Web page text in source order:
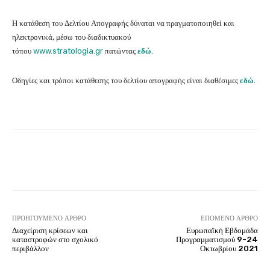
Η κατάθεση του Δελτίου Απογραφής δύναται να πραγματοποιηθεί και
ηλεκτρονικά, μέσω του διαδικτυακού
τόπου www.stratologia.gr πατώντας εδώ
Οδηγίες και τρόποι κατάθεσης του δελτίου απογραφής είναι διαθέσιμες εδώ
ΠΡΟΗΓΟΎΜΕΝΟ ΆΡΘΡΟ
Διαχείριση κρίσεων και
καταστροφών στο σχολικό
περιβάλλον
ΕΠΌΜΕΝΟ ΆΡΘΡΟ
Ευρωπαϊκή Εβδομάδα
Προγραμματισμού 9-24
Οκτωβρίου 2021